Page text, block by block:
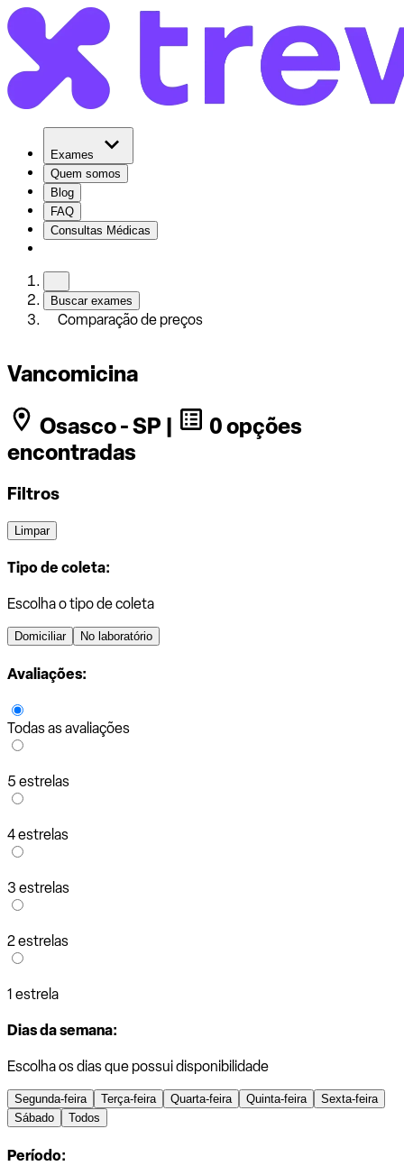
Exames
Quem somos
Blog
FAQ
Consultas Médicas
Buscar exames
Comparação de preços
Vancomicina
Osasco - SP |
0 opções
encontradas
Filtros
Limpar
Tipo de coleta:
Escolha o tipo de coleta
Domiciliar No laboratório
Avaliações:
Todas as avaliações
5 estrelas
4 estrelas
3 estrelas
2 estrelas
1 estrela
Dias da semana:
Escolha os dias que possui disponibilidade
Segunda-feira Terça-feira Quarta-feira Quinta-feira
Sexta-feira
Sábado
Todos
Período: